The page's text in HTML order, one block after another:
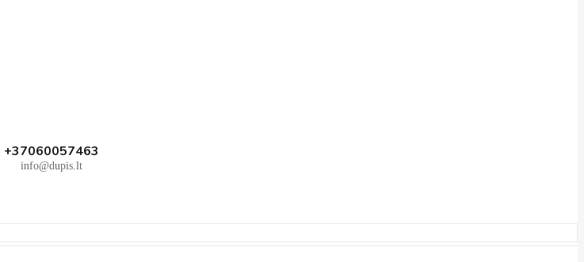
+37060057463
info@dupis.lt